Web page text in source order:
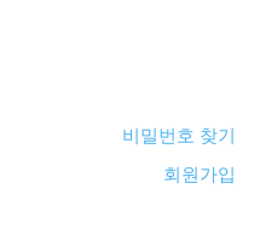
비밀번호 찾기
회원가입